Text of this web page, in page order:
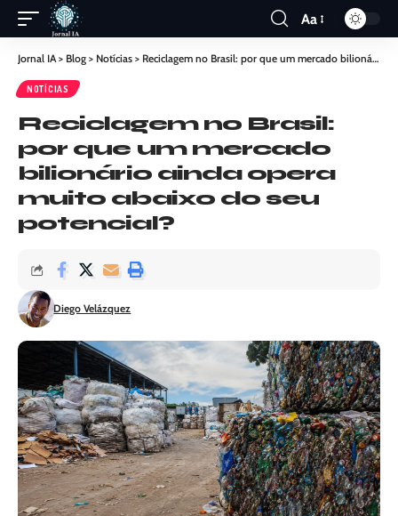
Aa
Jornal IA> Blog > Notícias > Reciclagem no Brasil: por que um mercado bilionário ainda opera muito abaixo do seu potencial?
NOTÍCIAS
Reciclagem no Brasil:
por que um mercado
bilionário ainda opera
muito abaixo do seu
potencial?
Diego Velázquez